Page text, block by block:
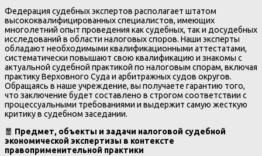
Федерация судебных экспертов располагает штатом
высококвалифицированных специалистов, имеющих
многолетний опыт проведения как судебных, так и досудебных
исследований в области налоговых споров. Наши эксперты
обладают необходимыми квалификационными аттестатами,
систематически повышают свою квалификацию и знакомы с
актуальной судебной практикой по налоговым спорам, включая
практику Верховного Суда и арбитражных судов округов.
Обращаясь в наше учреждение, вы получаете гарантию того,
что заключение будет составлено в строгом соответствии с
процессуальными требованиями и выдержит самую жесткую
критику в судебном заседании.
🧧 Предмет, объекты и задачи налоговой судебной
экономической экспертизы в контексте
правоприменительной практики